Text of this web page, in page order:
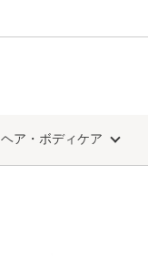
ヘア・ボディケア